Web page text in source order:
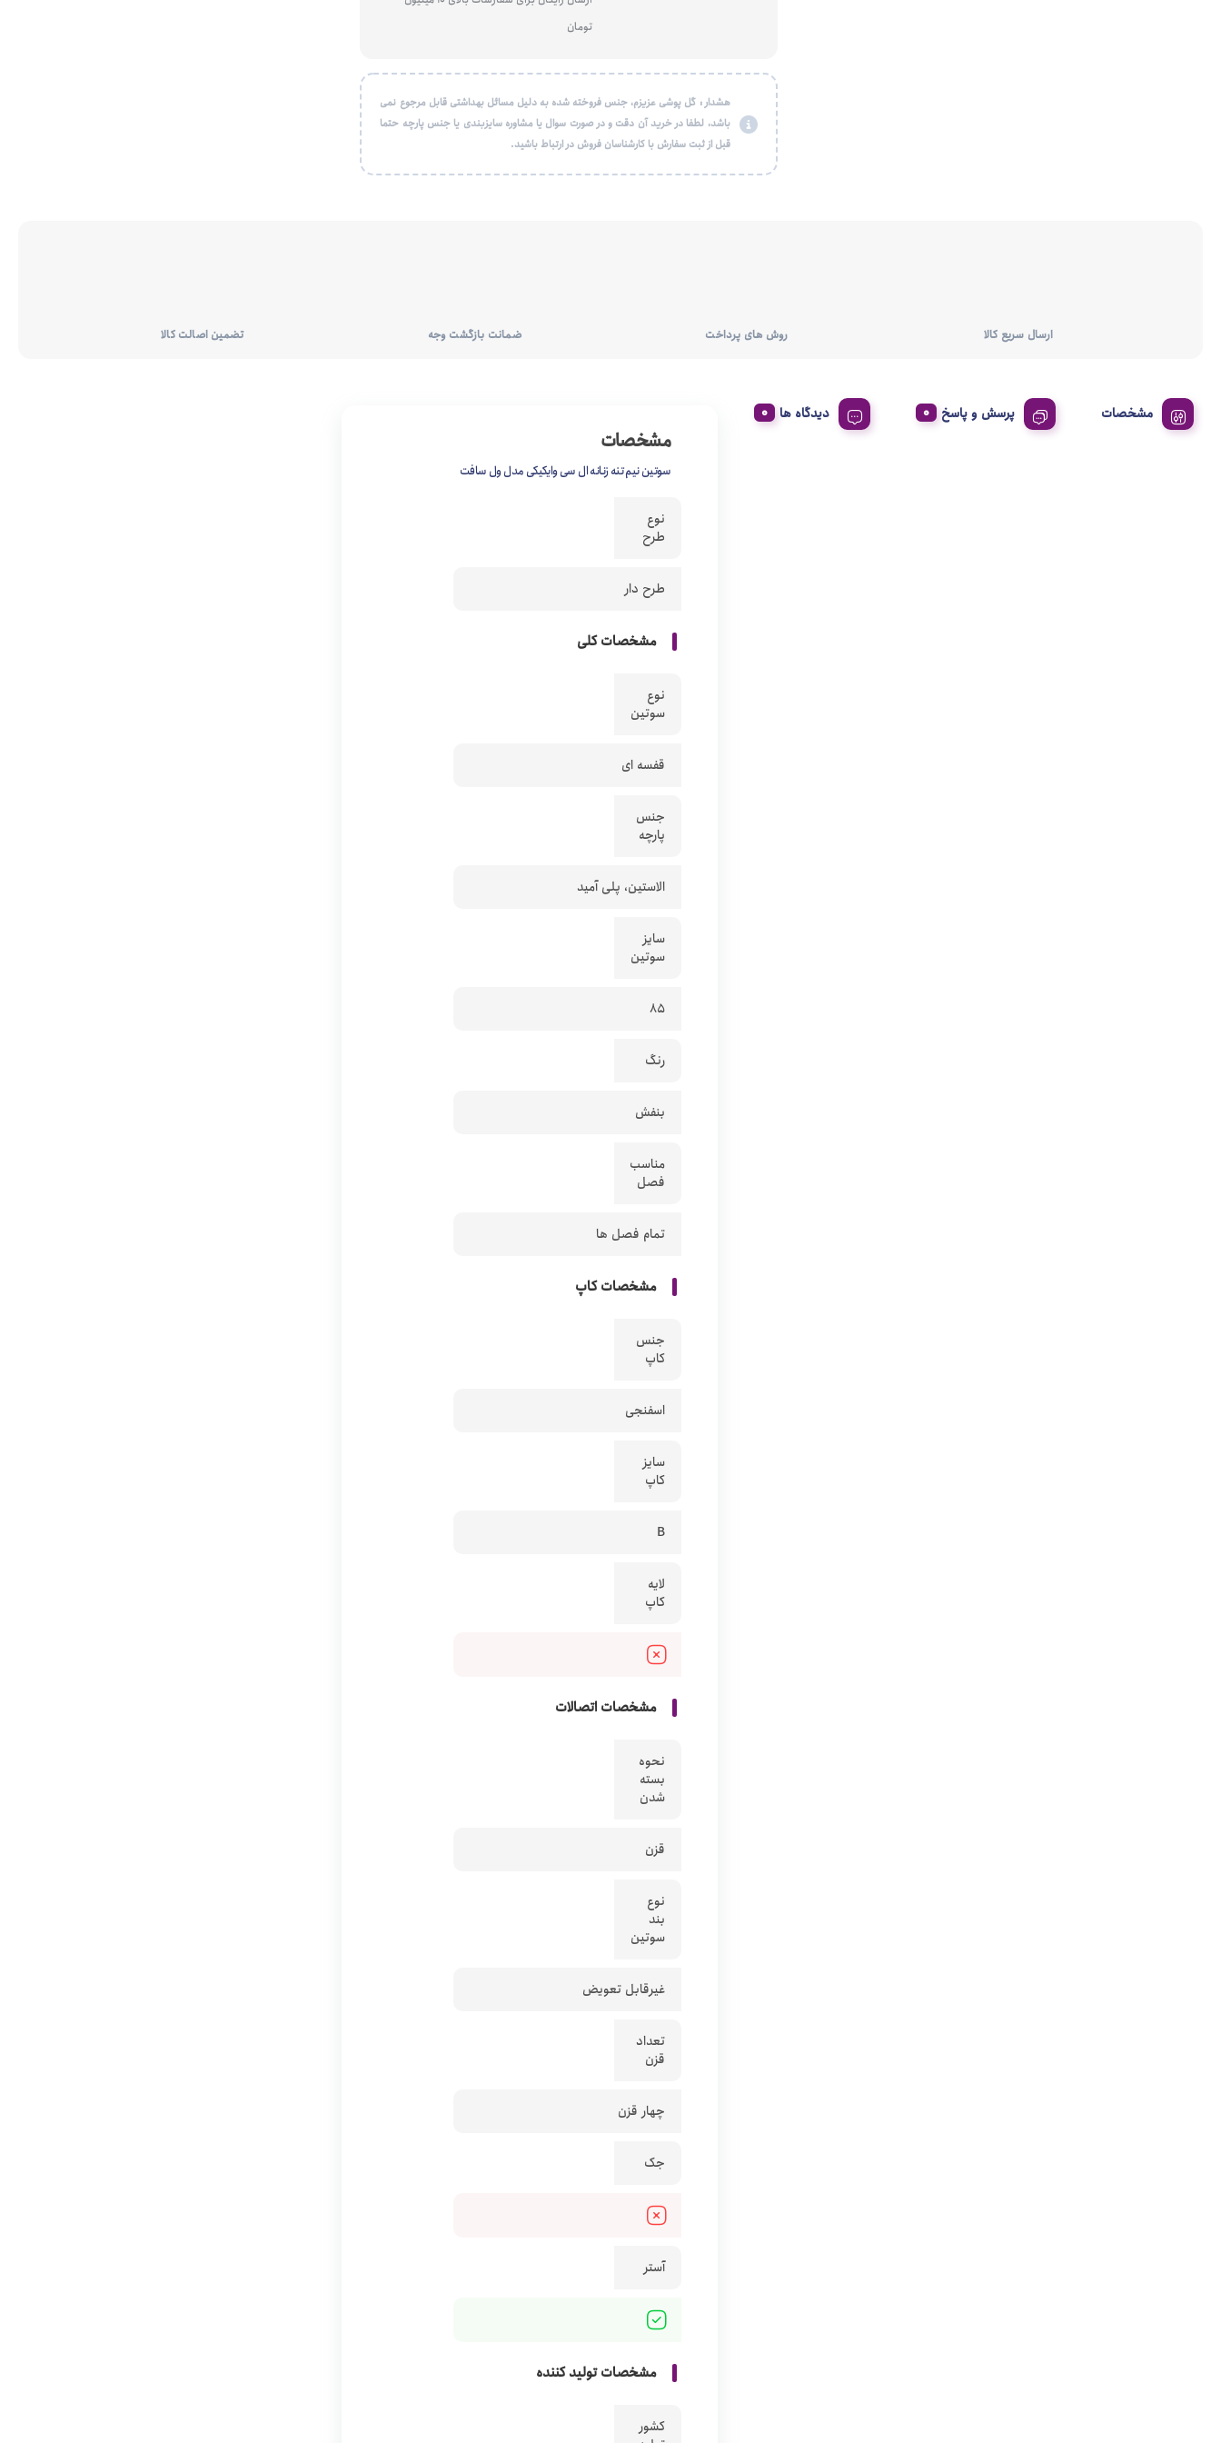
تومان
هشدار : گل پوشی عزیزم، جنس فروخته شده به دلیل مسائل بهداشتی قابل مرجوع نمی
باشد، لطفا در خرید آن دقت و در صورت سوال یا مشاوره سایزبندی یا جنس پارچه حتما
قبل از ثبت سفارش با کارشناسان فروش در ارتباط باشید.
ارسال سریع کالا روش های پرداخت ضمانت بازگشت وجه تضمین اصالت کالا
مشخصات پرسش و پاسخ دیدگاه ها
مشخصات
سوتین نیم تنه زنانه ال سی وایکیکی مدل ول سافت
نوع
طرح
طرح دار
مشخصات کلی
نوع
سوتین
قفسه ای
جنس
پارچه
الاستین، پلی آمید
سایز
سوتین
85
رنگ
بنفش
مناسب
فصل
تمام فصل ها
مشخصات کاپ
جنس
کاپ
اسفنجی
سایز
کاپ
B
لایه
کاپ
مشخصات اتصالات
نحوه
بسته
شدن
قزن
نوع
بند
سوتین
غیرقابل تعویض
تعداد
قزن
چهار قزن
جک
آستر
مشخصات تولید کننده
کشور